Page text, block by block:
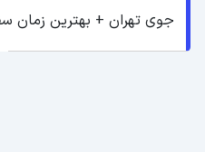
جوی تهران + بهترین زمان